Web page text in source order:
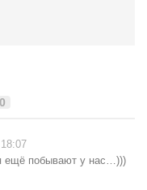
0
ещё побывают у нас…)))